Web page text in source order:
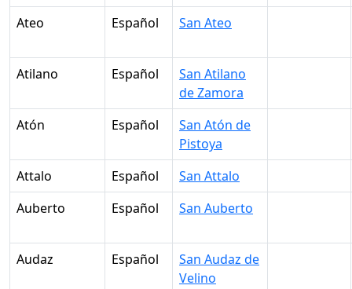
Ateo
Español San Ateo
Atilano Español
San Atilano
de Zamora
Atón
Español
San Atón de
Pistoya
Attalo
Español
San Attalo
Auberto
Español San Auberto
Audaz Español
San Audaz de
Velino